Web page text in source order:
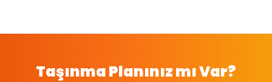
Taşınma Planınız mı Var?